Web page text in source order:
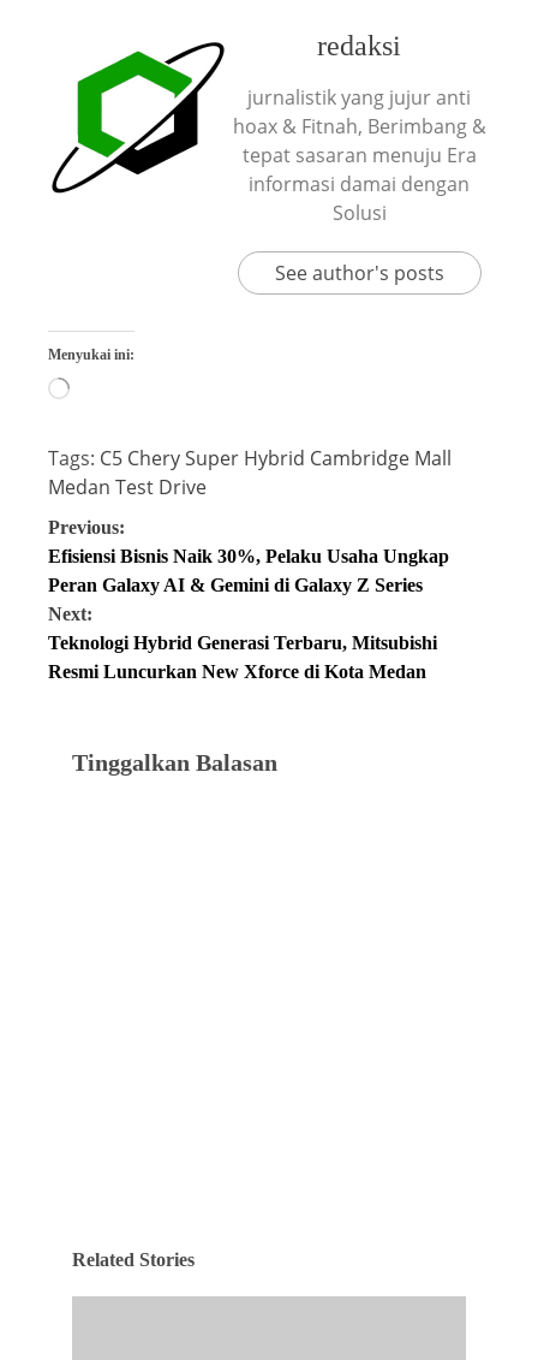
redaksi
jurnalistik yang jujur anti
hoax & Fitnah, Berimbang &
tepat sasaran menuju Era
informasi damai dengan
Solusi
See author's posts
Menyukai ini:
Tags: C5 Chery Super Hybrid Cambridge Mall
Medan Test Drive
Previous:
Efisiensi Bisnis Naik 30%, Pelaku Usaha Ungkap
Peran Galaxy AI & Gemini di Galaxy Z Series
Next:
Teknologi Hybrid Generasi Terbaru, Mitsubishi
Resmi Luncurkan New Xforce di Kota Medan
Tinggalkan Balasan
Related Stories